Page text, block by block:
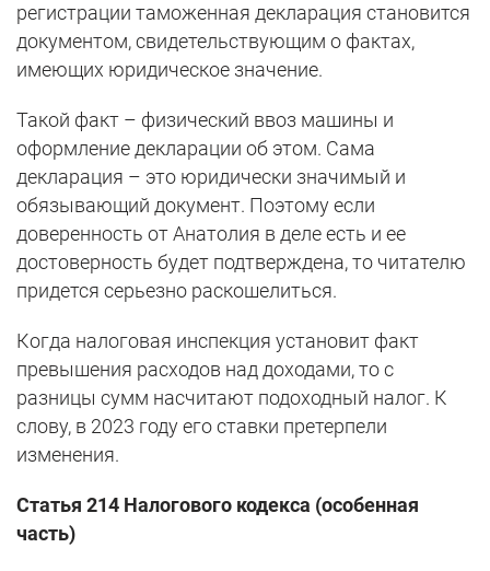
регистрации таможенная декларация становится
документом, свидетельствующим о фактах,
имеющих юридическое значение.
Такой факт – физический ввоз машины и
оформление декларации об этом. Сама
декларация – это юридически значимый и
обязывающий документ. Поэтому если
доверенность от Анатолия в деле есть и ее
достоверность будет подтверждена, то читателю
придется серьезно раскошелиться.
Когда налоговая инспекция установит факт
превышения расходов над доходами, то с
разницы сумм насчитают подоходный налог. К
слову, в 2023 году его ставки претерпели
изменения.
Статья 214 Налогового кодекса (особенная
часть)